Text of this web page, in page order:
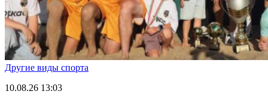
Другие виды спорта
10.08.26 13:03